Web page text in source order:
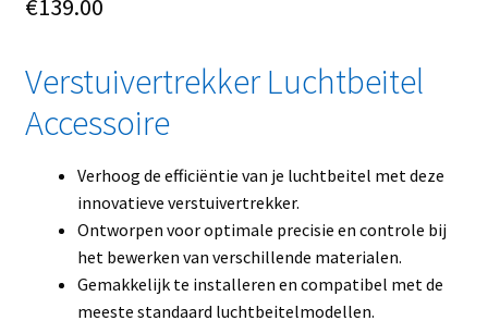
€139.00
Verstuivertrekker Luchtbeitel
Accessoire
Verhoog de efficiëntie van je luchtbeitel met deze
innovatieve verstuivertrekker.
Ontworpen voor optimale precisie en controle bij
het bewerken van verschillende materialen.
Gemakkelijk te installeren en compatibel met de
meeste standaard luchtbeitelmodellen.